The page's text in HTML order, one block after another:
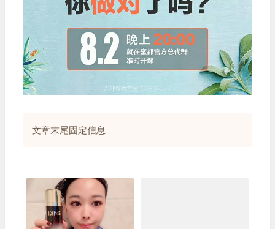
文章末尾固定信息